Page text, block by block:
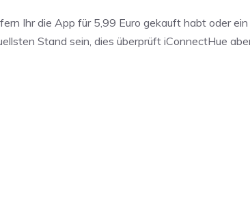
Ihr die App für 5,99 Euro gekauft habt oder
Stand sein, dies überprüft iConnectHue